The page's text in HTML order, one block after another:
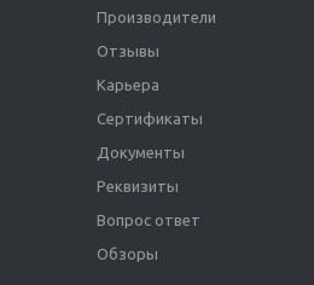
Производители
Отзывы
Карьера
Сертификаты
Документы
Реквизиты
Вопрос ответ
Обзоры